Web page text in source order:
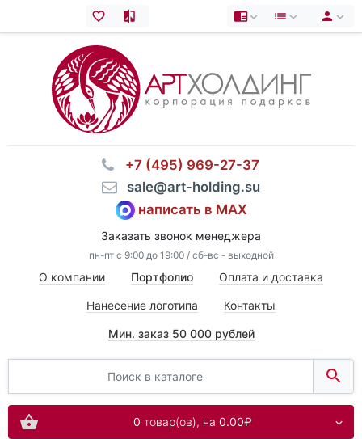
⠀+7 (495) 969-27-37
⠀sale@art-holding.su
написать в MAX
Заказать звонок менеджера
пн-пт с 9:00 до 19:00 / сб-вс - выходной
О компании Портфолио Оплата и доставка
Нанесение логотипа Контакты
Мин. заказ 50 000 рублей
0 товар(ов), на 0.00₽